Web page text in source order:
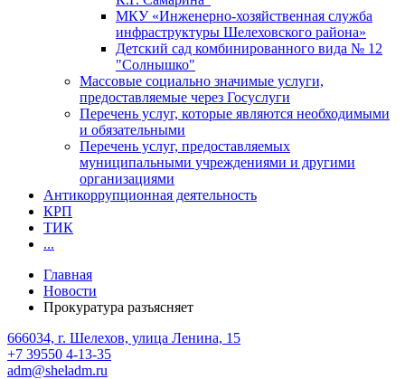
МКУ «Инженерно-хозяйственная служба
инфраструктуры Шелеховского района»
Детский сад комбинированного вида № 12
"Солнышко"
Массовые социально значимые услуги,
предоставляемые через Госуслуги
Перечень услуг, которые являются необходимыми
и обязательными
Перечень услуг, предоставляемых
муниципальными учреждениями и другими
организациями
Антикоррупционная деятельность
КРП
ТИК
...
Главная
Новости
Прокуратура разъясняет
666034, г. Шелехов, улица Ленина, 15
+7 39550 4-13-35
adm@sheladm.ru